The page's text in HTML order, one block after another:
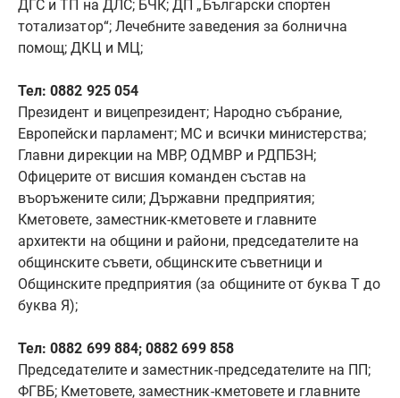
ДГС и ТП на ДЛС; БЧК; ДП „Български спортен
тотализатор“; Лечебните заведения за болнична
помощ; ДКЦ и МЦ;
Тел: 0882 925 054
Президент и вицепрезидент; Народно събрание,
Европейски парламент; МС и всички министерства;
Главни дирекции на МВР, ОДМВР и РДПБЗН;
Офицерите от висшия команден състав на
въоръжените сили; Държавни предприятия;
Кметовете, заместник-кметовете и главните
архитекти на общини и райони, председателите на
общинските съвети, общинските съветници и
Общинските предприятия (за общините от буква Т до
буква Я);
Тел: 0882 699 884; 0882 699 858
Председателите и заместник-председателите на ПП;
ФГВБ; Кметовете, заместник-кметовете и главните